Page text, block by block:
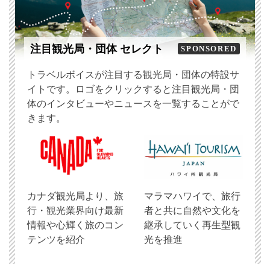
注目観光局・団体 セレクト SPONSORED
トラベルボイスが注目する観光局・団体の特設サ
イトです。ロゴをクリックすると注目観光局・団
体のインタビューやニュースを一覧することがで
きます。
​カナダ観光局より、旅
行・観光業界向け最新
情報や心輝く旅のコン
テンツを紹介
マラマハワイで、旅行
者と共に自然や文化を
継承していく再生型観
光を推進